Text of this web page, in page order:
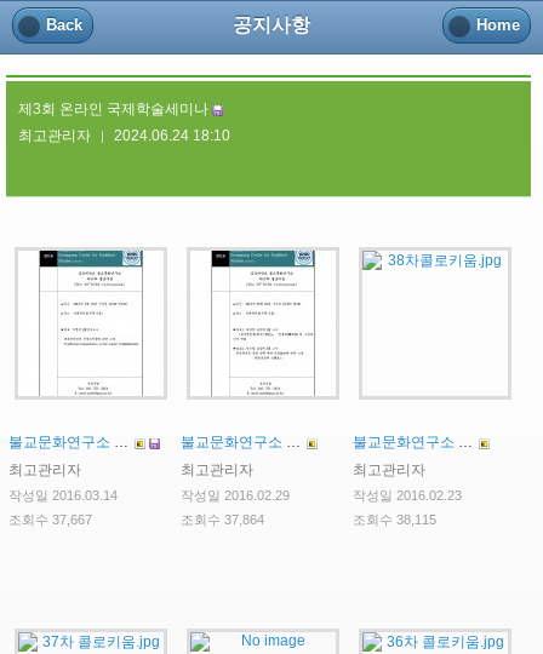
Back 공지사항 Home
제3회 온라인 국제학술세미나
최고관리자
2024.06.24 18:10
불교문화연구소 제40차 콜로키움
최고관리자
작성일 2016.03.14
조회수 37,667
불교문화연구소 제39차 콜로키움
최고관리자
작성일 2016.02.29
조회수 37,864
불교문화연구소 제38차 콜로키움
최고관리자
작성일 2016.02.23
조회수 38,115